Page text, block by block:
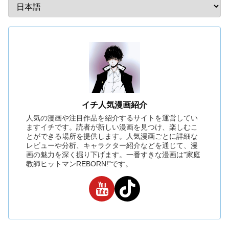
イチ人気漫画紹介
人気の漫画や注目作品を紹介するサイトを運営してい
ますイチです。読者が新しい漫画を見つけ、楽しむこ
とができる場所を提供します。人気漫画ごとに詳細な
レビューや分析、キャラクター紹介などを通じて、漫
画の魅力を深く掘り下げます。一番すきな漫画は”家庭
教師ヒットマンREBORN!”です。